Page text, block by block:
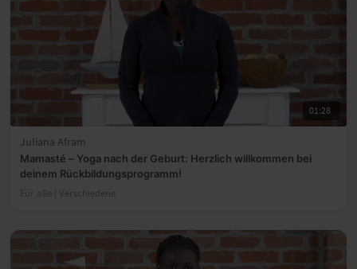
01:28
Juliana Afram
Mamasté – Yoga nach der Geburt: Herzlich willkommen bei
deinem Rückbildungsprogramm!
Für alle | Verschiedene